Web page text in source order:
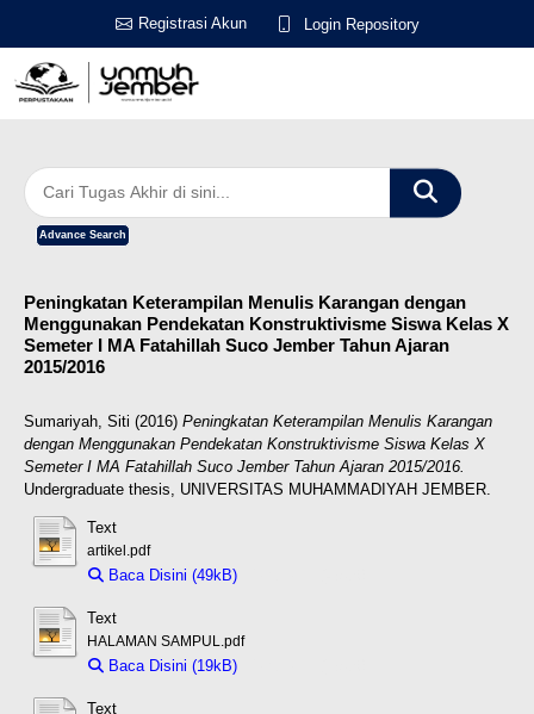
Registrasi Akun Login Repository
Advance Search
Peningkatan Keterampilan Menulis Karangan dengan
Menggunakan Pendekatan Konstruktivisme Siswa Kelas X
Semeter I MA Fatahillah Suco Jember Tahun Ajaran
2015/2016
Sumariyah, Siti (2016) Peningkatan Keterampilan Menulis Karangan
dengan Menggunakan Pendekatan Konstruktivisme Siswa Kelas X
Semeter I MA Fatahillah Suco Jember Tahun Ajaran 2015/2016.
Undergraduate thesis, UNIVERSITAS MUHAMMADIYAH JEMBER.
Text
artikel.pdf
Baca Disini (49kB)
Text
HALAMAN SAMPUL.pdf
Baca Disini (19kB)
Text